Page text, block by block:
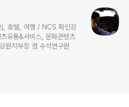
유통&서비스, 문화콘텐츠
원지부장 겸 수석연구원